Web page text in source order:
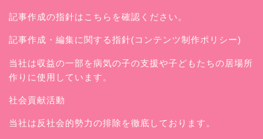
記事作成の指針はこちらを確認ください。
記事作成・編集に関する指針(コンテンツ制作ポリシー)
当社は収益の一部を病気の子の支援や子どもたちの居場所
作りに使用しています。
社会貢献活動
当社は反社会的勢力の排除を徹底しております。